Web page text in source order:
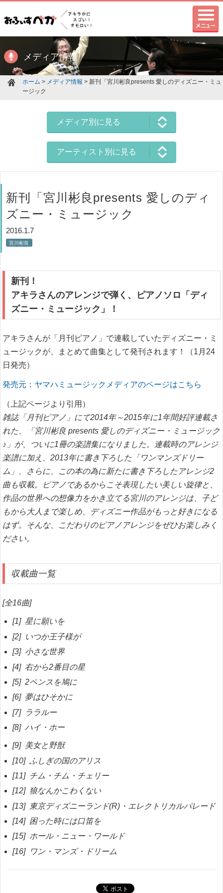
メディア情報
ホーム > メディア情報 > 新刊「宮川彬良presents 愛しのディズニー・ミュ
ージック
メディア別に見る
アーティスト別に見る
新刊「宮川彬良presents 愛しのディ
ズニー・ミュージック
2016.1.7
宮川彬良
新刊！
アキラさんのアレンジで弾く、ピアノソロ「ディ
ズニー・ミュージック」！
アキラさんが「月刊ピアノ」で連載していたディズニー・ミ
ュージックが、まとめて曲集として発刊されます！（1月24
日発売）
発売元：ヤマハミュージックメディアのページはこちら
（上記ページより引用）
雑誌「月刊ピアノ」にて2014年～2015年に1年間好評連載さ
れた、「宮川彬良 presents 愛しのディズニー・ミュージック
♪」が、ついに1冊の楽譜集になりました。連載時のアレンジ
楽譜に加え、2013年に書き下ろした「ワンマンズドリー
ム」、さらに、この本の為に新たに書き下ろしたアレンジ2
曲も収載。ピアノであるからこそ表現したい美しい旋律と、
作品の世界への想像力をかき立てる宮川のアレンジは、子ど
もから大人まで楽しめ、ディズニー作品がもっと好きになる
はず。そんな、こだわりのピアノアレンジをぜひお楽しみく
ださい。
収載曲一覧
[全16曲]
[1] 星に願いを
[2] いつか王子様が
[3] 小さな世界
[4] 右から2番目の星
[5] 2ペンスを鳩に
[6] 夢はひそかに
[7] ララルー
[8] ハイ・ホー
[9] 美女と野獣
[10] ふしぎの国のアリス
[11] チム・チム・チェリー
[12] 狼なんかこわくない
[13] 東京ディズニーランド(R)・エレクトリカルパレード
[14] 困った時には口笛を
[15] ホール・ニュー・ワールド
[16] ワン・マンズ・ドリーム